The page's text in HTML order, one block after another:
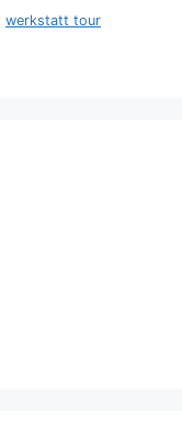
werkstatt tour